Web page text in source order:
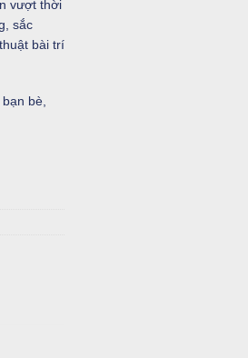
vượt thời
sắc
bài trí
bè,